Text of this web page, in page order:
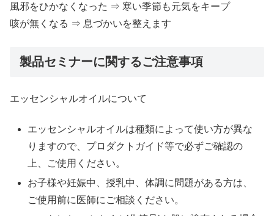
風邪をひかなくなった ⇒ 寒い季節も元気をキープ
咳が無くなる ⇒ 息づかいを整えます
製品セミナーに関するご注意事項
エッセンシャルオイルについて
エッセンシャルオイルは種類によって使い方が異な
りますので、プロダクトガイド等で必ずご確認の
上、ご使用ください。
お子様や妊娠中、授乳中、体調に問題がある方は、
ご使用前に医師にご相談ください。